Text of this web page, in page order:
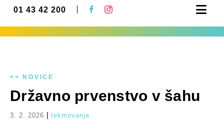
01 43 42 200
<< NOVICE
Državno prvenstvo v šahu
3. 2. 2026 | tekmovanje